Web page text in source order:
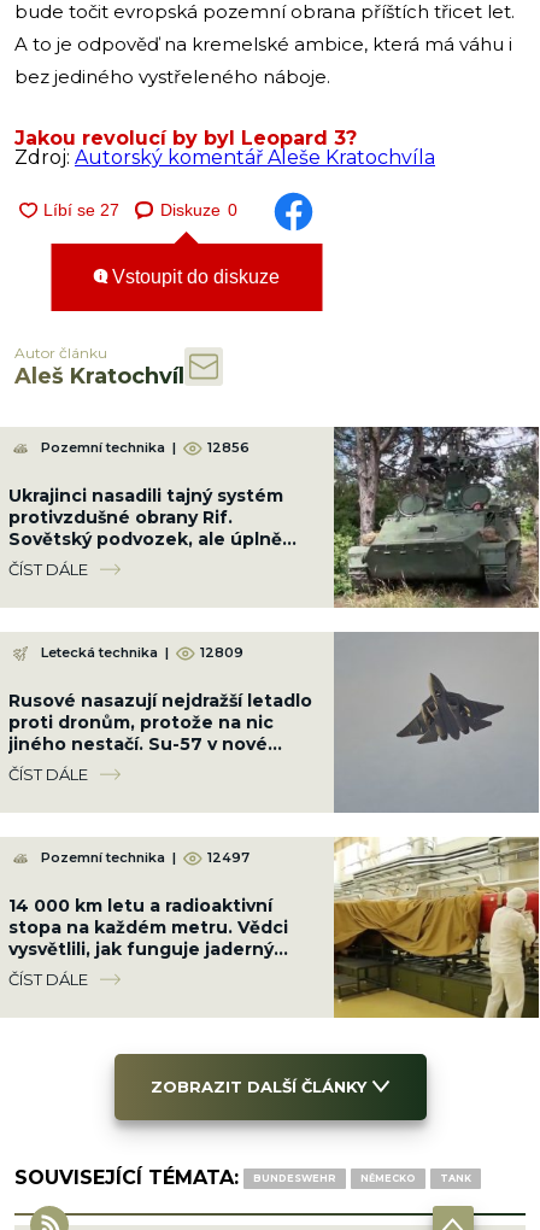
bude točit evropská pozemní obrana příštích třicet let.
A to je odpověď na kremelské ambice, která má váhu i
bez jediného vystřeleného náboje.
Jakou revolucí by byl Leopard 3?
Zdroj: Autorský komentář Aleše Kratochvíla
Diskuze 0
Vstoupit do diskuze
Autor článku
Aleš Kratochvíl
Pozemní technika | 12856
Ukrajinci nasadili tajný systém
protivzdušné obrany Rif.
Sovětský podvozek, ale úplně
jiná hra proti letounům
ČÍST DÁLE
Letecká technika | 12809
Rusové nasazují nejdražší letadlo
proti dronům, protože na nic
jiného nestačí. Su-57 v nové
konfiguraci stačí radar „Bělka“
ČÍST DÁLE
Pozemní technika | 12497
14 000 km letu a radioaktivní
stopa na každém metru. Vědci
vysvětlili, jak funguje jaderný
motor ruské střely Burevestnik
ČÍST DÁLE
ZOBRAZIT DALŠÍ ČLÁNKY
SOUVISEJÍCÍ TÉMATA: BUNDESWEHR NĚMECKO TANK